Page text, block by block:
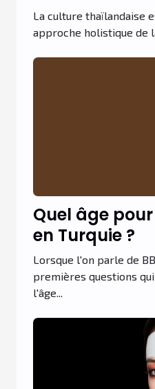
massage
La culture thaïlandaise
approche holistique de
Quel âge
en Turquie ?
Lorsque l'on parle de
premières questions
l'âge...